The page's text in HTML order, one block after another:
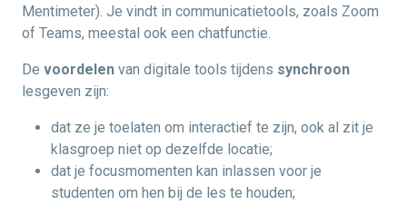
Mentimeter). Je vindt in communicatietools, zoals Zoom
of Teams, meestal ook een chatfunctie.
De voordelen van digitale tools tijdens synchroon
lesgeven zijn:
dat ze je toelaten om interactief te zijn, ook al zit je
klasgroep niet op dezelfde locatie;
dat je focusmomenten kan inlassen voor je
studenten om hen bij de les te houden;